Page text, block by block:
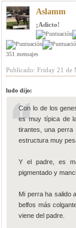
Aslamm
¡Adicto!
351 mensajes
Publicado: Friday 21 de
ludo dijo:
Con lo de los
es muy típica de
tirantes, una perra
estructura muy
Y el padre, es
pigmentado y
Mi perra ha salido
belfos más
viene del padre.